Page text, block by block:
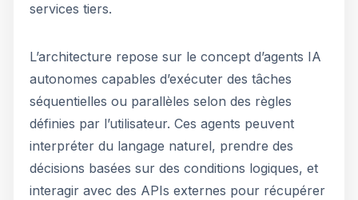
services tiers.
L’architecture repose sur le concept d’agents IA
autonomes capables d’exécuter des tâches
séquentielles ou parallèles selon des règles
définies par l’utilisateur. Ces agents peuvent
interpréter du langage naturel, prendre des
décisions basées sur des conditions logiques, et
interagir avec des APIs externes pour récupérer